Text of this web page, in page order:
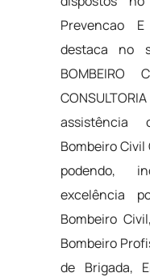
Prevencao
destaca no
BOMBEIRO
assistência
Bombeiro Civil
podendo,
excelência
Bombeiro
Bombeiro
de Brigada,